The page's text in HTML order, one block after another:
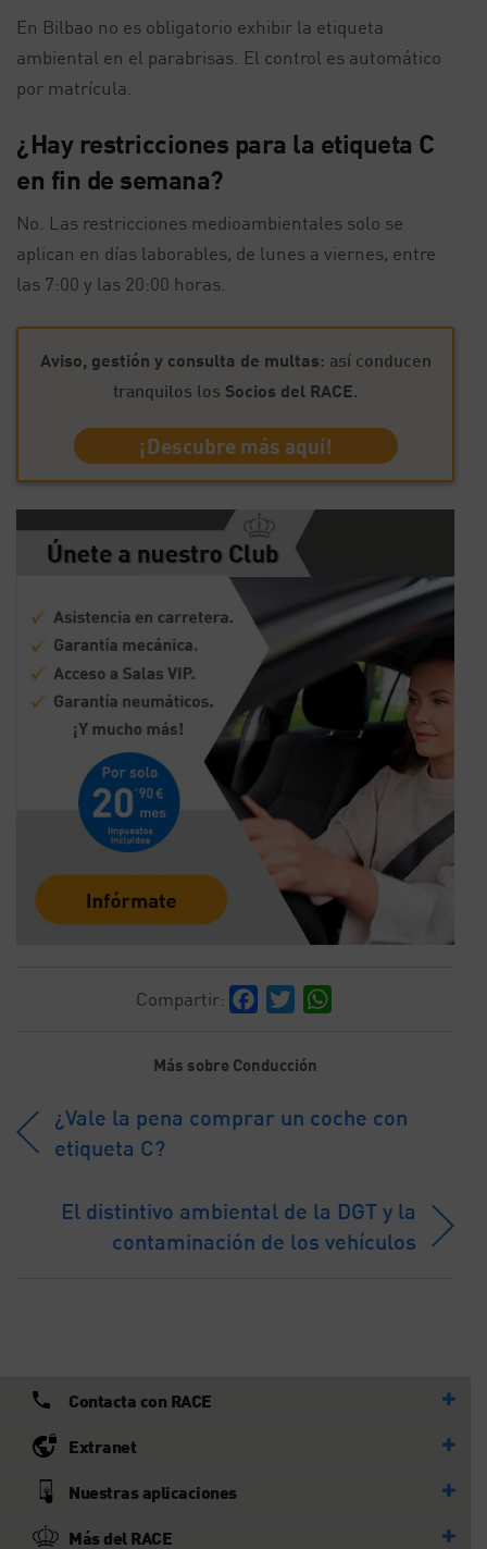
En Bilbao no es obligatorio exhibir la etiqueta
ambiental en el parabrisas. El control es automático
por matrícula.
¿Hay restricciones para la etiqueta C
en fin de semana?
No. Las restricciones medioambientales solo se
aplican en días laborables, de lunes a viernes, entre
las 7:00 y las 20:00 horas.
Aviso, gestión y consulta de multas: así conducen
tranquilos los Socios del RACE.
¡Descubre más aquí!
Compartir: Facebook
Twitter
Más sobre Conducción
¿Vale la pena comprar un coche con
etiqueta C?
El distintivo ambiental de la DGT y la
contaminación de los vehículos
Contacta con RACE
Extranet
Nuestras aplicaciones
Más del RACE